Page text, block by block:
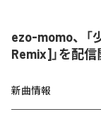
ezo-momo、
Remix]」を配
新曲情報